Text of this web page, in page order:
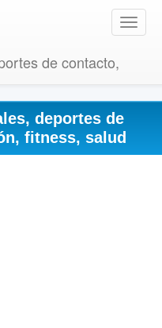
T
o
e
v
de contacto,
deportes de
fitness, salud